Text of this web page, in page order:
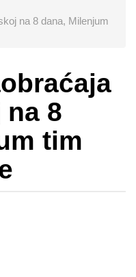
na 8 dana, Milenjum
8
tim